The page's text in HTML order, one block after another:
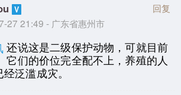
27 21:49 - 广东省惠州市
回复
还说这是二级保护动物，可就目前
它们的价位完全配不上，养殖的人
泛滥成灾。